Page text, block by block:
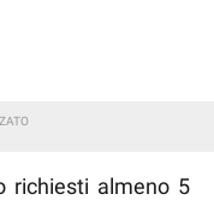
richiesti almeno 5